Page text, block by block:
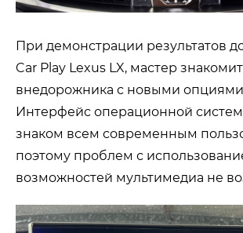
При демонстрации результатов
Car Play Lexus LX, мастер
внедорожника с новыми
Интерфейс операционной
знаком всем современным
поэтому проблем с
возможностей мультимедиа не